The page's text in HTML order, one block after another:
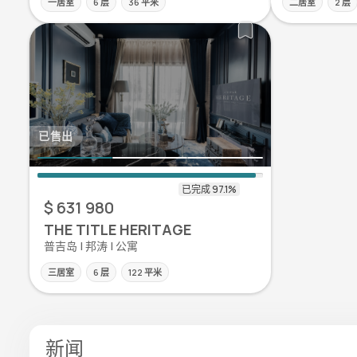
已售出
$ 631 980
THE TITLE HERITAGE
普吉岛 | 邦涛 | 公寓
三居室 6 层 122 平米
新闻